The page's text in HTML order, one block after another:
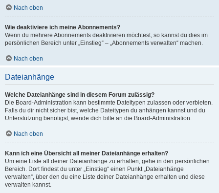
Nach oben
Wie deaktiviere ich meine Abonnements?
Wenn du mehrere Abonnements deaktivieren möchtest, so kannst du dies im
persönlichen Bereich unter „Einstieg“ – „Abonnements verwalten“ machen.
Nach oben
Dateianhänge
Welche Dateianhänge sind in diesem Forum zulässig?
Die Board-Administration kann bestimmte Dateitypen zulassen oder verbieten.
Falls du dir nicht sicher bist, welche Dateitypen du anhängen kannst und du
Unterstützung benötigst, wende dich bitte an die Board-Administration.
Nach oben
Kann ich eine Übersicht all meiner Dateianhänge erhalten?
Um eine Liste all deiner Dateianhänge zu erhalten, gehe in den persönlichen
Bereich. Dort findest du unter „Einstieg“ einen Punkt „Dateianhänge
verwalten“, über den du eine Liste deiner Dateianhänge erhalten und diese
verwalten kannst.